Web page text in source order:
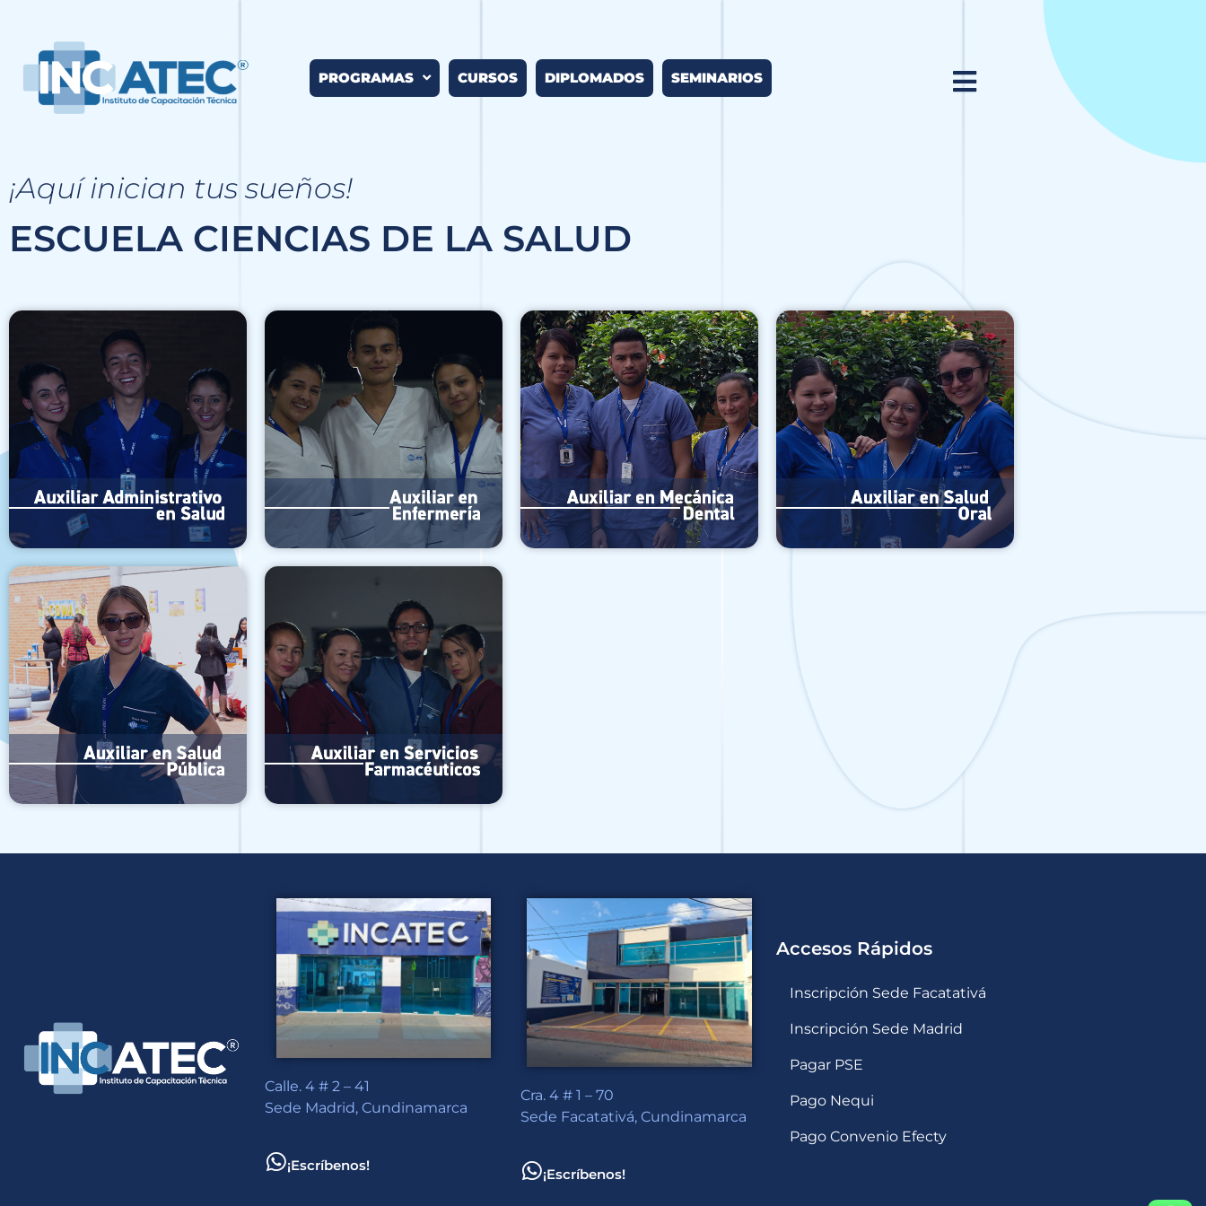
PROGRAMAS CURSOS DIPLOMADOS SEMINARIOS
¡Aquí inician tus sueños!
ESCUELA CIENCIAS DE LA SALUD
Calle. 4 # 2 – 41
Sede Madrid, Cundinamarca
¡Escríbenos!
Cra. 4 # 1 – 70
Sede Facatativá, Cundinamarca
¡Escríbenos!
Accesos Rápidos
Inscripción Sede Facatativá
Inscripción Sede Madrid
Pagar PSE
Pago Nequi
Pago Convenio Efecty